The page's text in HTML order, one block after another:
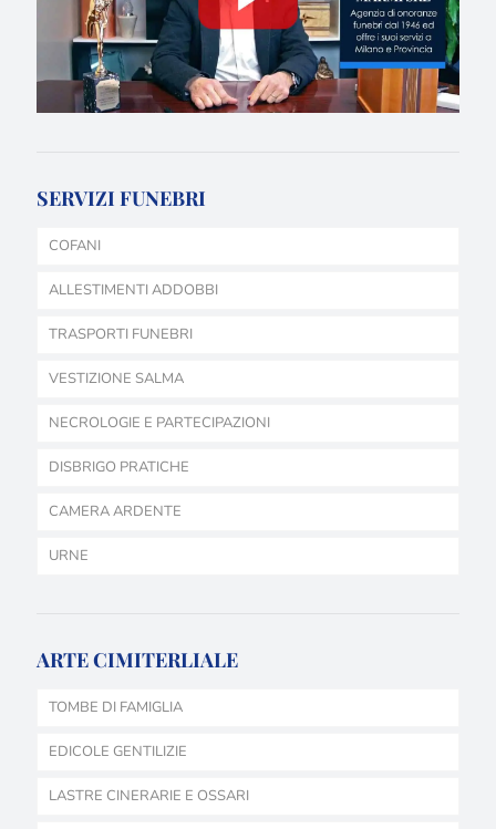
SERVIZI FUNEBRI
COFANI
ALLESTIMENTI ADDOBBI
TRASPORTI FUNEBRI
VESTIZIONE SALMA
NECROLOGIE E PARTECIPAZIONI
DISBRIGO PRATICHE
CAMERA ARDENTE
URNE
ARTE CIMITERLIALE
TOMBE DI FAMIGLIA
EDICOLE GENTILIZIE
LASTRE CINERARIE E OSSARI